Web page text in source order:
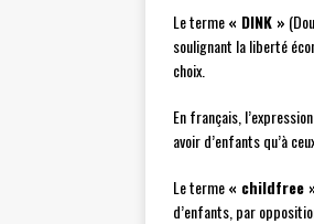
Le terme« DINK »
soulignant la liberté
choix.
En français, l’expression
avoir d’enfants qu’à
Le terme« childfree
d’enfants, par